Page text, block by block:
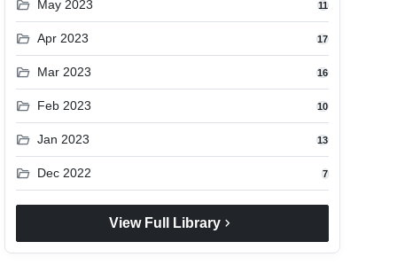
folder_open May 2023 11
folder_open Apr 2023 17
folder_open Mar 2023 16
folder_open Feb 2023 10
folder_open Jan 2023 13
folder_open Dec 2022 7
View Full Library chevron_right